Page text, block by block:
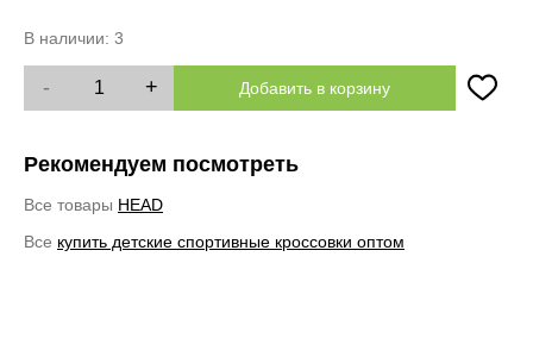
В наличии: 3
- + Добавить в корзину
Рекомендуем посмотреть
Все товары HEAD
Все купить детские спортивные кроссовки оптом